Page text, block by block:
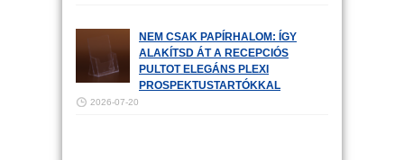
NEM CSAK PAPÍRHALOM: ÍGY
ALAKÍTSD ÁT A RECEPCIÓS
PULTOT ELEGÁNS PLEXI
PROSPEKTUSTARTÓKKAL
2026-07-20